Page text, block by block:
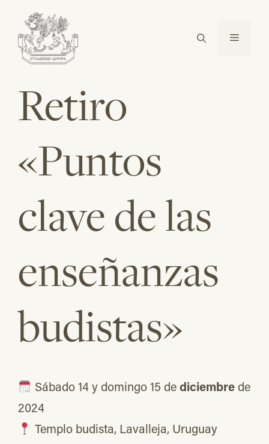
contenido
Menú
Retiro
«Puntos
clave de las
enseñanzas
budistas»
Sábado 14 y domingo 15 dediciembrede
2024
Templo budista, Lavalleja, Uruguay